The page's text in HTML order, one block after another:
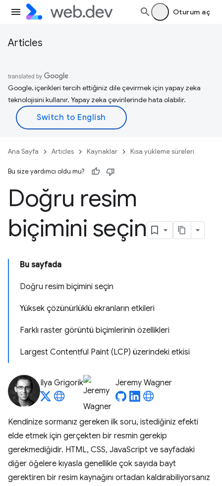
Oturum aç
Articles
Google, içerikleri tercih ettiğiniz dile çevirmek için yapay zeka
teknolojisini kullanır. Yapay zeka çevirilerinde hata olabilir.
Ana Sayfa Articles Kaynaklar Kısa yükleme süreleri
Bu size yardımcı oldu mu?
Doğru resim
biçimini seçin
Bu sayfada
Doğru resim biçimini seçin
Yüksek çözünürlüklü ekranların etkileri
Farklı raster görüntü biçimlerinin özellikleri
Largest Contentful Paint (LCP) üzerindeki etkisi
Ilya Grigorik Jeremy Wagner
Kendinize sormanız gereken ilk soru, istediğiniz efekti
elde etmek için gerçekten bir resmin gerekip
gerekmediğidir. HTML, CSS, JavaScript ve sayfadaki
diğer öğelere kıyasla genellikle çok sayıda bayt
gerektiren bir resim kaynağını ortadan kaldırabiliyorsanız